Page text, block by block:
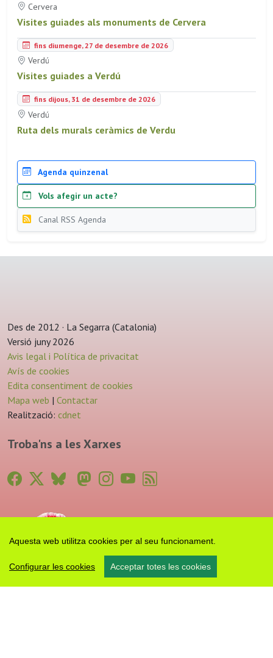
Aquesta web utilitza cookies per al seu funcionament.
Configurar les cookies Acceptar totes les cookies
Cervera
Visites guiades als monuments de Cervera
fins diumenge, 27 de desembre de 2026
Verdú
Visites guiades a Verdú
fins dijous, 31 de desembre de 2026
Verdú
Ruta dels murals ceràmics de Verdu
Agenda quinzenal
Vols afegir un acte?
Canal RSS Agenda
Des de 2012 · La Segarra (Catalonia)
Versió juny 2026
Avis legal i Política de privacitat
Avís de cookies
Edita consentiment de cookies
Mapa web | Contactar
Realització: cdnet
Troba'ns a les Xarxes